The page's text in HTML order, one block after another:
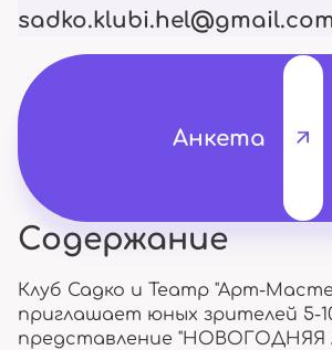
Анкета
Содержание
Клуб Садко и Театр "Арт-
приглашает юных зрителей 5-
представление "НОВОГОДНЯЯ